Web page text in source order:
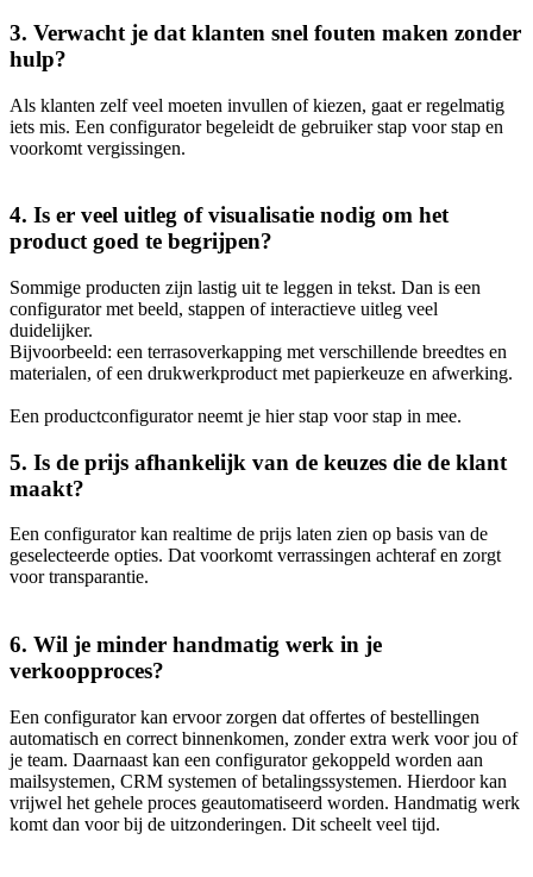
3. Verwacht je dat klanten snel fouten maken zonder
hulp?
Als klanten zelf veel moeten invullen of kiezen, gaat er regelmatig
iets mis. Een configurator begeleidt de gebruiker stap voor stap en
voorkomt vergissingen.
4. Is er veel uitleg of visualisatie nodig om het
product goed te begrijpen?
Sommige producten zijn lastig uit te leggen in tekst. Dan is een
configurator met beeld, stappen of interactieve uitleg veel
duidelijker.
Bijvoorbeeld: een terrasoverkapping met verschillende breedtes en
materialen, of een drukwerkproduct met papierkeuze en afwerking.
Een productconfigurator neemt je hier stap voor stap in mee.
5. Is de prijs afhankelijk van de keuzes die de klant
maakt?
Een configurator kan realtime de prijs laten zien op basis van de
geselecteerde opties. Dat voorkomt verrassingen achteraf en zorgt
voor transparantie.
6. Wil je minder handmatig werk in je
verkoopproces?
Een configurator kan ervoor zorgen dat offertes of bestellingen
automatisch en correct binnenkomen, zonder extra werk voor jou of
je team. Daarnaast kan een configurator gekoppeld worden aan
mailsystemen, CRM systemen of betalingssystemen. Hierdoor kan
vrijwel het gehele proces geautomatiseerd worden. Handmatig werk
komt dan voor bij de uitzonderingen. Dit scheelt veel tijd.